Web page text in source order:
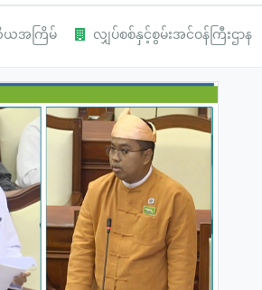
အကြိမ် လျှပ်စစ်နှင့်စွမ်းအင်ဝန်ကြီးဌာန